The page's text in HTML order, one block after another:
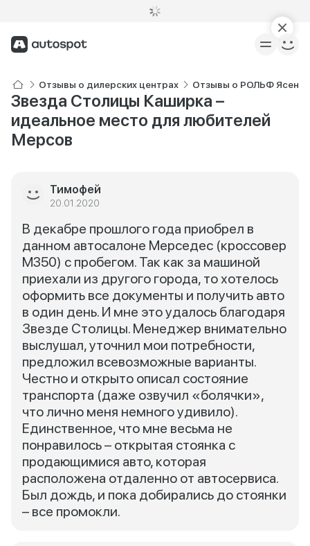
Отзывы о дилерских центрах Отзывы о РОЛЬФ
Звезда Столицы Каширка –
идеальное место для любителей
Мерсов
Тимофей
20.01.2020
В декабре прошлого года приобрел в
данном автосалоне Мерседес (кроссовер
М350) с пробегом. Так как за машиной
приехали из другого города, то хотелось
оформить все документы и получить авто
в один день. И мне это удалось благодаря
Звезде Столицы. Менеджер внимательно
выслушал, уточнил мои потребности,
предложил всевозможные варианты.
Честно и открыто описал состояние
транспорта (даже озвучил «болячки»,
что лично меня немного удивило).
Единственное, что мне весьма не
понравилось – открытая стоянка с
продающимися авто, которая
расположена отдаленно от автосервиса.
Был дождь, и пока добирались до стоянки
– все промокли.